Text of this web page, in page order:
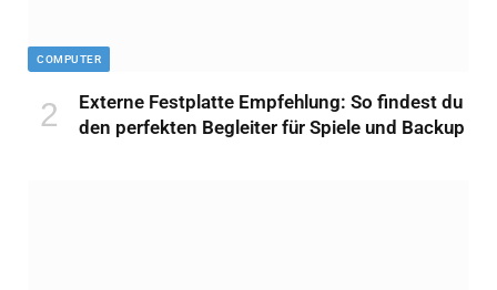
COMPUTER
Externe Festplatte Empfehlung: So findest du
den perfekten Begleiter für Spiele und Backup